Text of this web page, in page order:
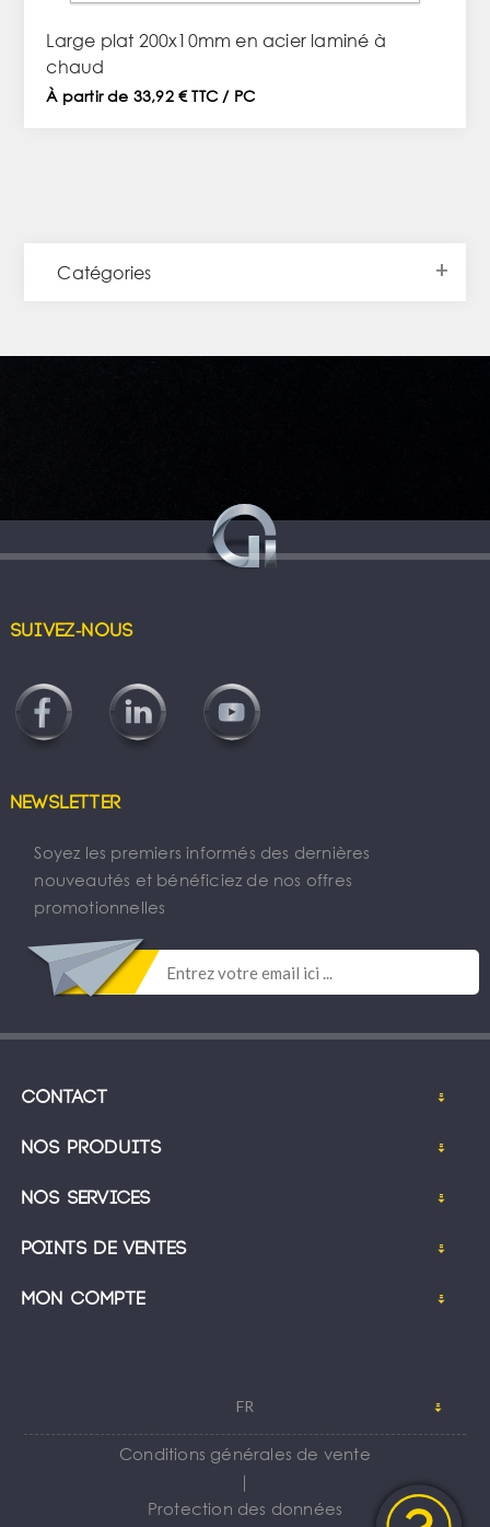
Large plat 200x10mm en acier laminé à
chaud
À partir de 33,92 € TTC / PC
Catégories
Suivez-nous
Newsletter
Soyez les premiers informés des dernières
nouveautés et bénéficiez de nos offres
promotionnelles
Contact
Nos produits
Nos services
Points de ventes
Mon compte
FR
Conditions générales de vente
｜
Protection des données